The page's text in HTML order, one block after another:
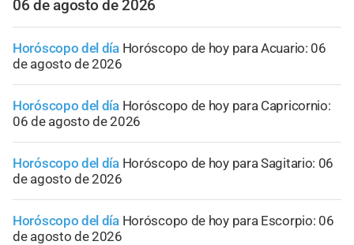
06 de agosto de 2026
Horóscopo del día Horóscopo de hoy para Acuario: 06
de agosto de 2026
Horóscopo del día Horóscopo de hoy para Capricornio:
06 de agosto de 2026
Horóscopo del día Horóscopo de hoy para Sagitario: 06
de agosto de 2026
Horóscopo del día Horóscopo de hoy para Escorpio: 06
de agosto de 2026